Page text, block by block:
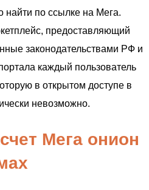
по ссылке на Мега.
предоставляющий
законодательствами РФ и
каждый пользователь
в открытом доступе в
невозможно.
Мега онион